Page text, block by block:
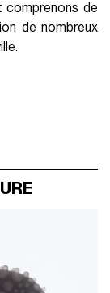
comprenons de
de nombreux